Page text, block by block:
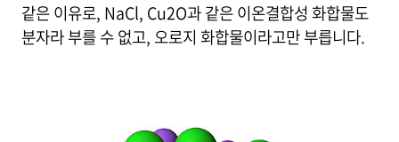
같은 이유로, NaCl, Cu2O과 같은 이온결합성 화합물도
분자라 부를 수 없고, 오로지 화합물이라고만 부릅니다.